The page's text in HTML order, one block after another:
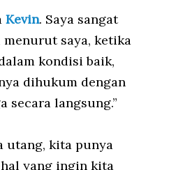
Kevin. Saya sangat
saya, ketika
kondisi baik,
dihukum dengan
secara langsung.”
utang, kita punya
yang ingin kita